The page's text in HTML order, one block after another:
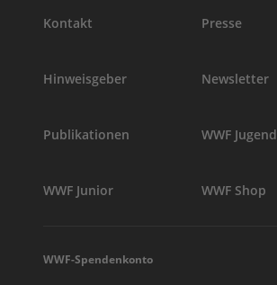
Kontakt Presse
Hinweisgeber Newsletter
Publikationen WWF Jugend
WWF Junior WWF Shop
WWF-Spendenkonto